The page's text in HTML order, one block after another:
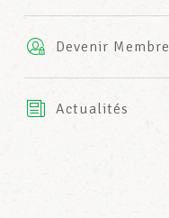
Devenir Membre
Actualités